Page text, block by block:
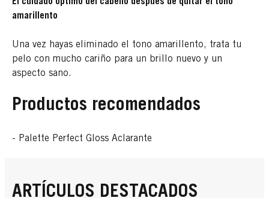
amarillento
Una vez hayas eliminado el tono amarillento, trata tu
pelo con mucho cariño para un brillo nuevo y un
aspecto sano.
Productos recomendados
- Palette Perfect Gloss Aclarante
ARTÍCULOS DESTACADOS